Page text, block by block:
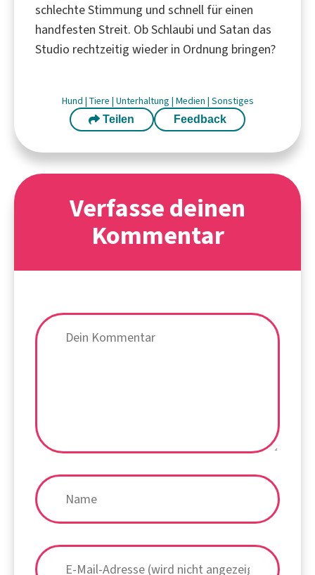
schlechte Stimmung und schnell für einen
handfesten Streit. Ob Schlaubi und Satan das
Studio rechtzeitig wieder in Ordnung bringen?
Hund | Tiere | Unterhaltung | Medien | Sonstiges
Teilen Feedback
Verfasse deinen
Kommentar